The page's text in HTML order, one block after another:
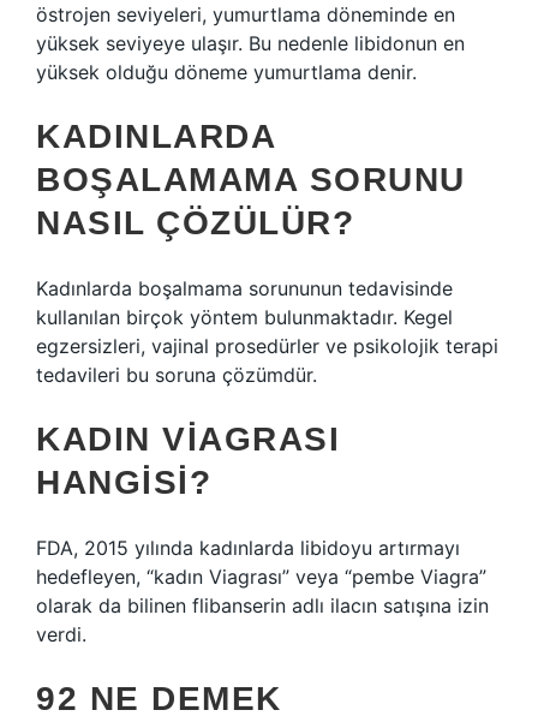
östrojen seviyeleri, yumurtlama döneminde en
yüksek seviyeye ulaşır. Bu nedenle libidonun en
yüksek olduğu döneme yumurtlama denir.
KADINLARDA
BOŞALAMAMA SORUNU
NASIL ÇÖZÜLÜR?
Kadınlarda boşalmama sorununun tedavisinde
kullanılan birçok yöntem bulunmaktadır. Kegel
egzersizleri, vajinal prosedürler ve psikolojik terapi
tedavileri bu soruna çözümdür.
KADIN VIAGRASI
HANGISI?
FDA, 2015 yılında kadınlarda libidoyu artırmayı
hedefleyen, “kadın Viagrası” veya “pembe Viagra”
olarak da bilinen flibanserin adlı ilacın satışına izin
verdi.
92 NE DEMEK